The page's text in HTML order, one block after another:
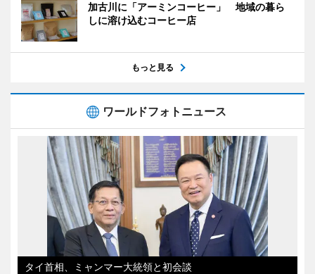
加古川に「アーミンコーヒー」 地域の暮ら
しに溶け込むコーヒー店
もっと見る
ワールドフォトニュース
タイ首相、ミャンマー大統領と初会談